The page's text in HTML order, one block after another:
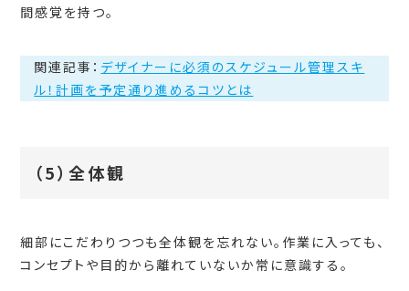
間感覚を持つ。
関連記事： デザイナーに必須のスケジュール管理スキ
ル！計画を予定通り進めるコツとは
（5）全体観
細部にこだわりつつも全体観を忘れない。作業に入っても、
コンセプトや目的から離れていないか常に意識する。